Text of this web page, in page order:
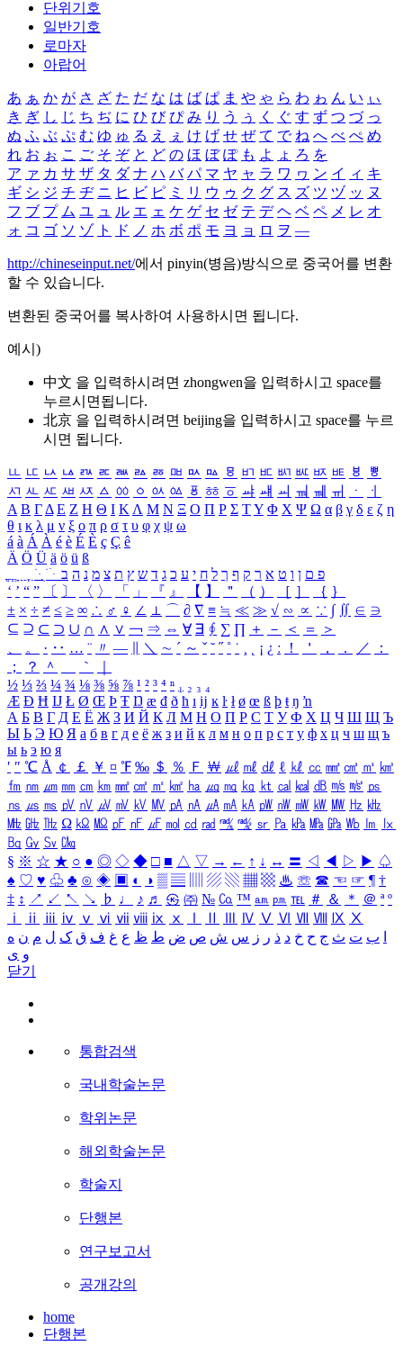
단위기호
일반기호
로마자
아랍어
あ ぁ か が さ ざ た だ な は ば ぱ ま や ゃ ら わ ゎ ん い ぃ
き ぎ し じ ち ぢ に ひ び ぴ み り う ぅ く ぐ す ず つ づ っ
ぬ ふ ぶ ぷ む ゆ ゅ る え ぇ け げ せ ぜ て で ね へ べ ぺ め
れ お ぉ こ ご そ ぞ と ど の ほ ぼ ぽ も よ ょ ろ を
ア ァ カ サ ザ タ ダ ナ ハ バ パ マ ヤ ャ ラ ワ ヮ ン イ ィ キ
ギ シ ジ チ ヂ ニ ヒ ビ ピ ミ リ ウ ゥ ク グ ス ズ ツ ヅ ッ ヌ
フ ブ プ ム ユ ュ ル エ ェ ケ ゲ セ ゼ テ デ ヘ ベ ペ メ レ オ
ォ コ ゴ ソ ゾ ト ド ノ ホ ボ ポ モ ヨ ョ ロ ヲ ―
http://chineseinput.net/에서 pinyin(병음)방식으로 중국어를 변환
할 수 있습니다.
변환된 중국어를 복사하여 사용하시면 됩니다.
예시)
中文 을 입력하시려면 zhongwen을 입력하시고 space를
누르시면됩니다.
北京 을 입력하시려면 beijing을 입력하시고 space를 누르
시면 됩니다.
ㅥ ㅦ ㅧ ㅨ ㅩ ㅪ ㅫ ㅬ ㅭ ㅮ ㅯ ㅰ ㅱ ㅲ ㅳ ㅴ ㅵ ㅶ ㅷ ㅸ
ㅹ
ㅺ ㅻ ㅼ ㅽ ㅾ ㅿ ㆀ ㆁ ㆂ ㆃ ㆄ ㆅ ㆆ ㆇ ㆈ ㆉ ㆊ ㆋ ㆌ ㆍ
ㆎ
Α Β ΓΔ Ε Ζ Η Θ Ι ΚΛ Μ Ν Ξ Ο Π Ρ Σ ΤΥ Φ Χ Ψ Ω α β γ δ ε ζ η
θ ι κ λ μ ν ξ ο π ρ σ τ υ φ χ ψ ω
á à Á À é è É È ç Ç ê
Ä Ö Ü ä ö ü ß
ִֶֹ ֻּ ׁׂ פ ם ן ו ט א ר ק ף ך ל ח י ע כ ג ד ש ץ ת צ מ נ ה ב
‘ ’ “ ” 〔 〕 〈 〉 「 」 『 』 【 】 ＂ （ ） ［ ］ ｛ ｝
± × ÷ ≠ ≤ ≥ ∞ ∴ ♂ ♀ ∠ ⊥ ⌒ ∂ ∇ ≡ ≒ ≪ ≫ √ ∽ ∝ ∵ ∫ ∬ ∈ ∋
⊆ ⊇ ⊂ ⊃ ∪ ∩ ∧ ∨ ￢ ⇒ ⇔ ∀ ∃ ∮ ∑ ∏ ＋ － ＜ ＝
＞
、
。 · ‥ … ¨ 〃 ― ＼ ∼ ´ ～ ˇ ˘ ˝ ˚ ˙ ¸ ¡ ¿ ː ！ ＇ ， ． ／
：
；
？ ＾ ｀
½ ⅓ ⅔ ¼ ¾ ⅛ ⅜ ⅝ ⅞ ¹ ² ³ ⁴ ⁿ ₁ ₂ ₃ ₄
Æ Ð Ħ Ĳ Ł Ø Œ Þ Ŧ Ŋ æ đ ð ħ ı ĳ ĸ ŀ ł ø œ ß þ ŧ ŋ ŉ
А Б В Г Д Е Ё Ж З И Й К Л М Н О П Р С Т У Ф Х Ц Ч Ш Щ Ъ
Ы Ь Э Ю Я а б в г д е ё ж з и й к л м н о п р с т у ф х ц ч ш щ ъ
ы ь э ю я
′ ″ ℃ Å ￠ ￡ ￥ ¤ ℉ ‰ ＄ ％ Ｆ ￦ ㎕ ㎖ ㎗ ℓ ㎘ ㏄ ㎣ ㎤ ㎥ ㎦
㎙ ㎚ ㎛ ㎜ ㎝ ㎞ ㎟ ㎠ ㎡ ㎢ ㏊ ㎍ ㎎ ㎏ ㏏ ㎈ ㎉ ㏈ ㎧ ㎨ ㎰
㎱ ㎲ ㎳ ㎴ ㎵ ㎶ ㎷ ㎸ ㎹ ㎀ ㎁ ㎂ ㎃ ㎄ ㎺ ㎻ ㎽ ㎾ ㎿ ㎐ ㎑
㎒ ㎓ ㎔ Ω ㏀ ㏁ ㎊ ㎋ ㎌ ㏖ ㏅ ㎭ ㎮ ㎯ ㏛ ㎩ ㎪ ㎫ ㎬ ㏝ ㏐
㏓
㏃ ㏉ ㏜ ㏆
§ ※ ☆ ★ ○ ● ◎ ◇ ◆ □ ■ △ ▽ → ← ↑ ↓ ↔ 〓 ◁ ◀ ▷ ▶ ♤
♠ ♡ ♥ ♧ ♣ ⊙ ◈ ▣ ◐ ◑ ▒ ▤ ▨ ▧ ▦ ▩ ♨ ☏ ☎ ☜ ☞ ¶ †
‡ ↕ ↗ ↙ ↖ ↘ ♭ ♩ ♪ ♬ ㉿ ㈜ № ㏇ ™ ㏂ ㏘ ℡ ＃ ＆ ＊ ＠ ª º
ⅰ
ⅱ ⅲ ⅳ ⅴ ⅵ ⅶ ⅷ ⅸ ⅹ Ⅳ Ⅴ Ⅵ Ⅶ Ⅷ Ⅸ Ⅹ
ب ت ث ج ح خ د ذ ر ز س ش ص ض ط ظ ع غ ف ق ک ل م ن ه
و ی
닫기
통합검색
국내학술논문
학위논문
해외학술논문
학술지
단행본
연구보고서
공개강의
home
단행본